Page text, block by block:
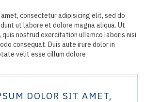
consectetur adipisicing elit, sed do
ut labore et dolore magna aliqua. Ut
quis nostrud exercitation ullamco laboris nisi
consequat. Duis aute irure dolor in
velit esse cillum dolore
DOLOR SIT AMET,